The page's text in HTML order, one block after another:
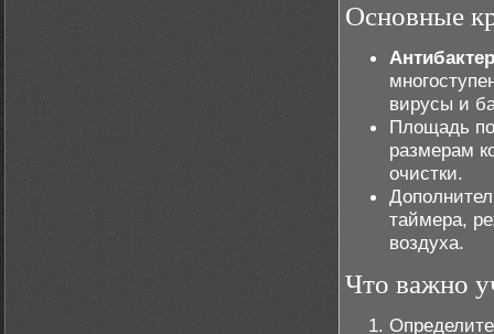
Основные
вирусы и
Площадь
размерам
очистки.
таймера,
воздуха.
Что важно